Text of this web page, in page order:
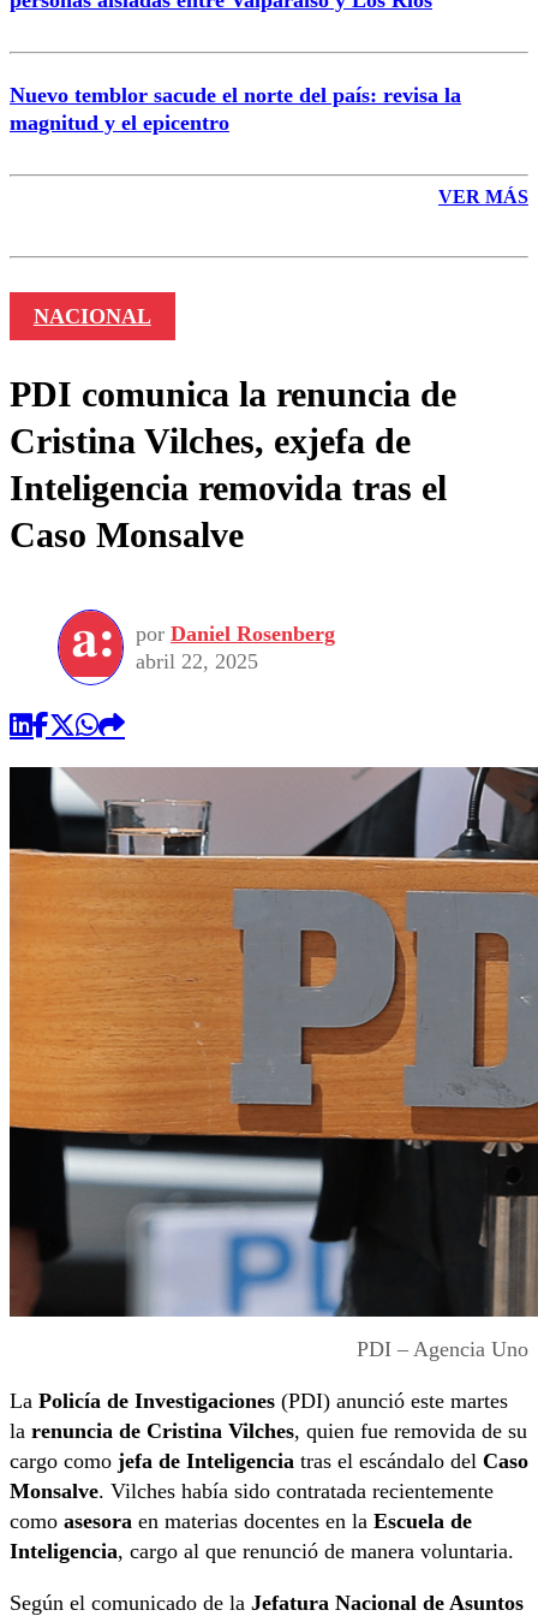
Nuevo temblor sacude el norte del país: revisa la
magnitud y el epicentro
VER MÁS
NACIONAL
PDI comunica la renuncia de
Cristina Vilches, exjefa de
Inteligencia removida tras el
Caso Monsalve
por Daniel Rosenberg
abril 22, 2025
PDI – Agencia Uno
La Policía de Investigaciones (PDI) anunció este martes
la renuncia de Cristina Vilches, quien fue removida de su
cargo como jefa de Inteligencia tras el escándalo del Caso
Monsalve. Vilches había sido contratada recientemente
como asesora en materias docentes en la Escuela de
Inteligencia, cargo al que renunció de manera voluntaria.
Según el comunicado de la Jefatura Nacional de Asuntos